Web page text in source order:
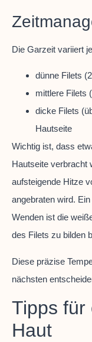
Die Garzeit variiert
dünne Filets
mittlere Filets
dicke Filets
Hautseite
Wichtig ist, dass
Hautseite verbracht
aufsteigende Hitze
angebraten wird.
Wenden ist die
des Filets zu bilden
Diese präzise
nächsten
Tipps für
Haut